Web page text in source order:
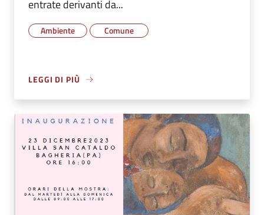
entrate derivanti da...
Ambiente Comune
LEGGI DI PIÙ